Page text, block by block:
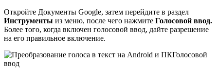
Откройте Документы Google, затем перейдите в раздел
Инструменты из меню, после чего нажмите Голосовой ввод.
Более того, когда включен голосовой ввод, дайте разрешение
на его правильное включение.
Голосовой
ввод